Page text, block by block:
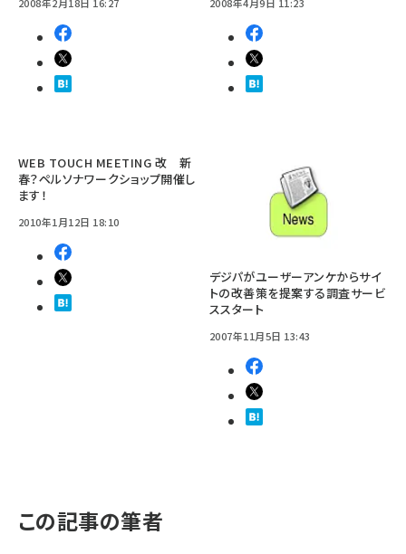
WEB TOUCH MEETING 改 新
春？ペルソナワークショップ開催し
ます！
2010年1月12日 18:10
デジパがユーザーアンケからサイ
トの改善策を提案する調査サービ
ススタート
2007年11月5日 13:43
この記事の筆者